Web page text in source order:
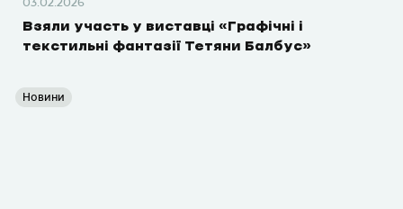
03.02.2026
Взяли участь у виставці «Графічні і
текстильні фантазії Тетяни Балбус»
Новини